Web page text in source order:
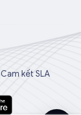
Cam kết SLA